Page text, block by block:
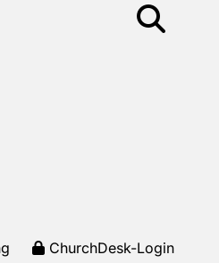
ChurchDesk-Login